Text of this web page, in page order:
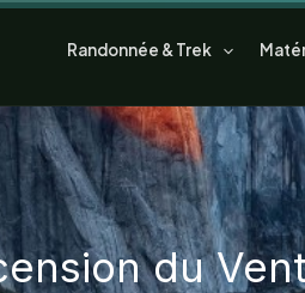
Randonnée & Trek
du